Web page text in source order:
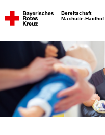
Bereitschaft
Maxhütte-Haidhof